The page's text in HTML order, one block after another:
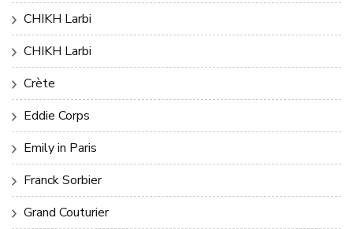
CHIKH Larbi
CHIKH Larbi
Crète
Eddie Corps
Emily in Paris
Franck Sorbier
Grand Couturier